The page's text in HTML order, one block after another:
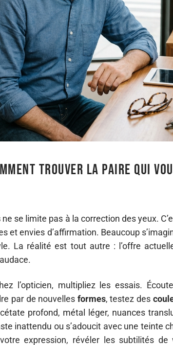
trouver la paire qui
ne se limite pas à la correction des yeux.
et envies d’affirmation. Beaucoup
La réalité est tout autre : l’offre
l’opticien, multipliez les essais.
par de nouvelles formes, testez des
profond, métal léger, nuances
inattendu ou s’adoucit avec une teinte
expression, révéler les subtilités